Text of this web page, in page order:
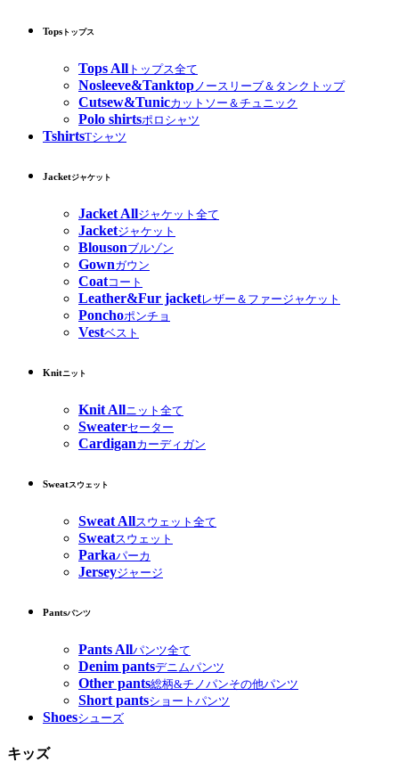
Tops トップス
Tops All トップス全て
Nosleeve&Tanktop ノースリーブ＆タンクトップ
Cutsew&Tunicカットソー＆チュニック
Polo shirtsポロシャツ
TshirtsTシャツ
Jacketジャケット
Jacket Allジャケット全て
Jacketジャケット
Blousonブルゾン
Gownガウン
Coatコート
Leather&Fur jacketレザー＆ファージャケット
Ponchoポンチョ
Vestベスト
Knitニット
Knit Allニット全て
Sweaterセーター
Cardiganカーディガン
Sweatスウェット
Sweat Allスウェット全て
Sweatスウェット
Parkaパーカ
Jerseyジャージ
Pantsパンツ
Pants Allパンツ全て
Denim pantsデニムパンツ
Other pants総柄&チノパンその他パンツ
Short pantsショートパンツ
Shoesシューズ
キッズ